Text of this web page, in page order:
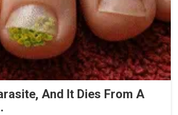
And It Dies From A